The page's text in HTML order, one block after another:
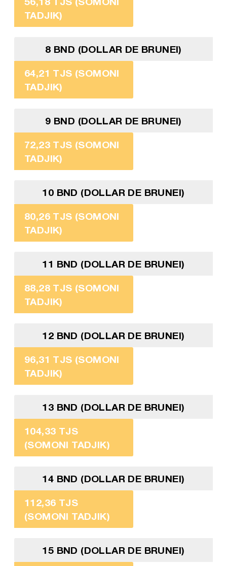
TADJIK)
8 BND (DOLLAR DE BRUNEI)
64,21 TJS (SOMONI
TADJIK)
9 BND (DOLLAR DE BRUNEI)
72,23 TJS (SOMONI
TADJIK)
10 BND (DOLLAR DE BRUNEI)
80,26 TJS (SOMONI
TADJIK)
11 BND (DOLLAR DE BRUNEI)
88,28 TJS (SOMONI
TADJIK)
12 BND (DOLLAR DE BRUNEI)
96,31 TJS (SOMONI
TADJIK)
13 BND (DOLLAR DE BRUNEI)
104,33 TJS
(SOMONI TADJIK)
14 BND (DOLLAR DE BRUNEI)
112,36 TJS
(SOMONI TADJIK)
15 BND (DOLLAR DE BRUNEI)